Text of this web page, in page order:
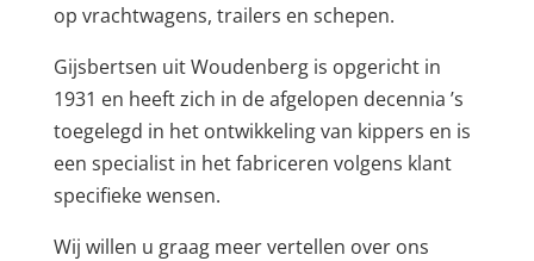
op vrachtwagens, trailers en schepen.
Gijsbertsen uit Woudenberg is opgericht in
1931 en heeft zich in de afgelopen decennia ’s
toegelegd in het ontwikkeling van kippers en is
een specialist in het fabriceren volgens klant
specifieke wensen.
Wij willen u graag meer vertellen over ons